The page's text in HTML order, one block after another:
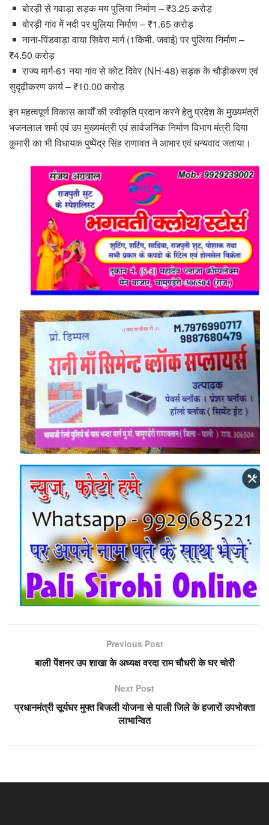
बोरड़ी से गवाड़ा सड़क मय पुलिया निर्माण – ₹3.25 करोड़
बोरड़ी गांव में नदी पर पुलिया निर्माण – ₹1.65 करोड़
नाना-पिंडवाड़ा वाया सिवेरा मार्ग (1किमी. जवाई) पर पुलिया निर्माण –
₹4.50 करोड़
राज्य मार्ग-61 नया गांव से कोट दिवेर (NH-48) सड़क के चौड़ीकरण एवं
सुदृढ़ीकरण कार्य – ₹10.00 करोड़
इन महत्वपूर्ण विकास कार्यों की स्वीकृति प्रदान करने हेतु प्रदेश के मुख्यमंत्री
भजनलाल शर्मा एवं उप मुख्यमंत्री एवं सार्वजनिक निर्माण विभाग मंत्री दिया
कुमारी का भी विधायक पुष्पेंद्र सिंह राणावत ने आभार एवं धन्यवाद जताया।
Previous Post
बाली पेंशनर उप शाखा के अध्यक्ष वरदा राम चौधरी के घर चोरी
Next Post
प्रधानमंत्री सूर्यघर मुफ्त बिजली योजना से पाली जिले के हजारों उपभोक्ता
लाभान्वित